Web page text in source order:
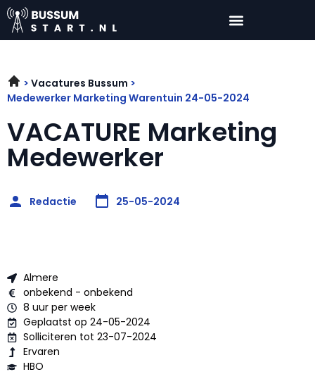
Vacatures Bussum
Medewerker Marketing Warentuin 24-05-2024
VACATURE Marketing
Medewerker
Redactie 25-05-2024
Almere
onbekend - onbekend
8 uur per week
Geplaatst op 24-05-2024
Solliciteren tot 23-07-2024
Ervaren
HBO